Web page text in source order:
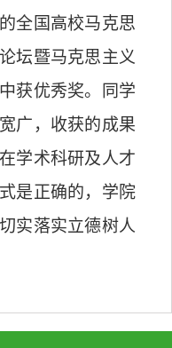
全国高校马克思
坛暨马克思主义
获优秀奖。同学
广，收获的成果
学术科研及人才
是正确的，学院
实落实立德树人